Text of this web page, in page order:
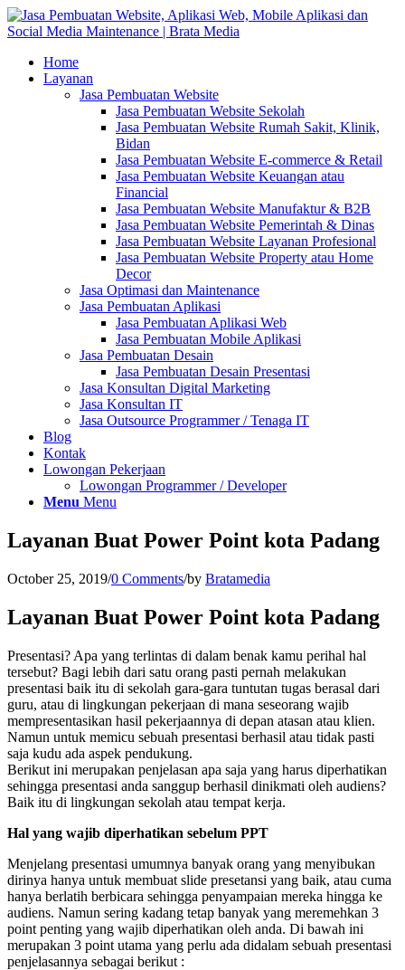
Home
Layanan
Jasa Pembuatan Website
Jasa Pembuatan Website Sekolah
Jasa Pembuatan Website Rumah Sakit, Klinik,
Bidan
Jasa Pembuatan Website E-commerce & Retail
Jasa Pembuatan Website Keuangan atau
Financial
Jasa Pembuatan Website Manufaktur & B2B
Jasa Pembuatan Website Pemerintah & Dinas
Jasa Pembuatan Website Layanan Profesional
Jasa Pembuatan Website Property atau Home
Decor
Jasa Optimasi dan Maintenance
Jasa Pembuatan Aplikasi
Jasa Pembuatan Aplikasi Web
Jasa Pembuatan Mobile Aplikasi
Jasa Pembuatan Desain
Jasa Pembuatan Desain Presentasi
Jasa Konsultan Digital Marketing
Jasa Konsultan IT
Jasa Outsource Programmer / Tenaga IT
Blog
Kontak
Lowongan Pekerjaan
Lowongan Programmer / Developer
Menu Menu
Layanan Buat Power Point kota Padang
October 25, 2019/0 Comments/by Bratamedia
Layanan Buat Power Point kota Padang
Presentasi? Apa yang terlintas di dalam benak kamu perihal hal
tersebut? Bagi lebih dari satu orang pasti pernah melakukan
presentasi baik itu di sekolah gara-gara tuntutan tugas berasal dari
guru, atau di lingkungan pekerjaan di mana seseorang wajib
mempresentasikan hasil pekerjaannya di depan atasan atau klien.
Namun untuk memicu sebuah presentasi berhasil atau tidak pasti
saja kudu ada aspek pendukung.
Berikut ini merupakan penjelasan apa saja yang harus diperhatikan
sehingga presentasi anda sanggup berhasil dinikmati oleh audiens?
Baik itu di lingkungan sekolah atau tempat kerja.
Hal yang wajib diperhatikan sebelum PPT
Menjelang presentasi umumnya banyak orang yang menyibukan
dirinya hanya untuk membuat slide presetansi yang baik, atau cuma
hanya berlatih berbicara sehingga penyampaian mereka hingga ke
audiens. Namun sering kadang tetap banyak yang meremehkan 3
point penting yang wajib diperhatikan oleh anda. Di bawah ini
merupakan 3 point utama yang perlu ada didalam sebuah presentasi
penjelasannya sebagai berikut :